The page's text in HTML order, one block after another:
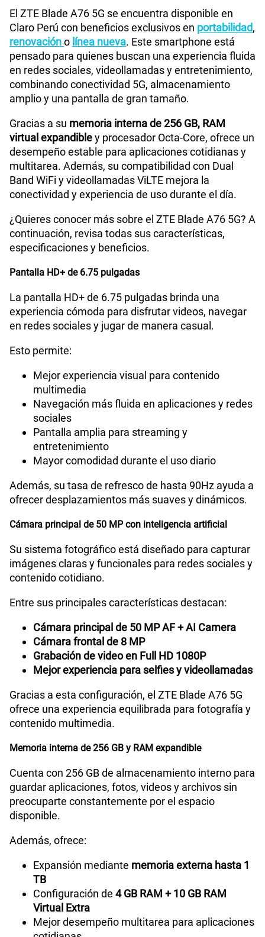
Paga solo
160GBen alta velocidad
S/ 109.90
Paga solo
175GB en alta velocidad
S/ 159.90
Paga solo
185GBen alta velocidad
S/ 189.90
Paga solo
S/289.90
El ZTE Blade A76 5G se encuentra disponible en
Claro Perú con beneficios exclusivos en portabilidad,
renovacióno línea nueva. Este smartphone está
pensado para quienes buscan una experiencia fluida
en redes sociales, videollamadas y entretenimiento,
combinando conectividad 5G, almacenamiento
amplio y una pantalla de gran tamaño.
Gracias a su memoria interna de 256 GB, RAM
virtual expandibley procesador Octa-Core, ofrece un
desempeño estable para aplicaciones cotidianas y
multitarea. Además, su compatibilidad con Dual
Band WiFi y videollamadas ViLTE mejora la
conectividad y experiencia de uso durante el día.
¿Quieres conocer más sobre el ZTE Blade A76 5G? A
continuación, revisa todas sus características,
especificaciones y beneficios.
Pantalla HD+ de 6.75 pulgadas
La pantalla HD+ de 6.75 pulgadas brinda una
experiencia cómoda para disfrutar videos, navegar
en redes sociales y jugar de manera casual.
Esto permite:
Mejor experiencia visual para contenido
multimedia
Navegación más fluida en aplicaciones y redes
sociales
Pantalla amplia para streaming y
entretenimiento
Mayor comodidad durante el uso diario
Además, su tasa de refresco de hasta 90Hz ayuda a
ofrecer desplazamientos más suaves y dinámicos.
Cámara principal de 50 MP con inteligencia artificial
Su sistema fotográfico está diseñado para capturar
imágenes claras y funcionales para redes sociales y
contenido cotidiano.
Entre sus principales características destacan:
Cámara principal de 50 MP AF + AI Camera
Cámara frontal de 8 MP
Grabación de video en Full HD 1080P
Mejor experiencia para selfies y videollamadas
Gracias a esta configuración, el ZTE Blade A76 5G
ofrece una experiencia equilibrada para fotografía y
contenido multimedia.
Memoria interna de 256 GB y RAM expandible
Cuenta con 256 GB de almacenamiento interno para
guardar aplicaciones, fotos, videos y archivos sin
preocuparte constantemente por el espacio
disponible.
Además, ofrece:
Expansión mediante memoria externa hasta 1
TB
Configuración de 4 GB RAM + 10 GB RAM
Virtual Extra
Mejor desempeño multitarea para aplicaciones